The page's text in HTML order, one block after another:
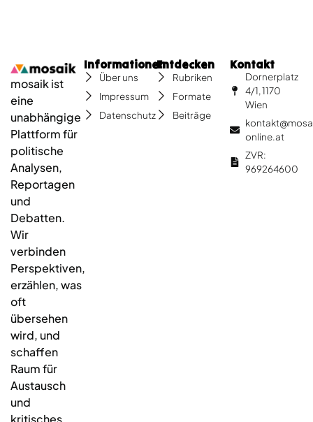
mosaik ist
eine
unabhängige
Plattform für
politische
Analysen,
Reportagen
und
Debatten.
Wir
verbinden
Perspektiven,
erzählen, was
oft
übersehen
wird, und
schaffen
Raum für
Austausch
und
kritisches
Informationen
Über uns
Impressum
Datenschutz
Entdecken
Rubriken
Formate
Beiträge
Kontakt
Dornerplatz
4/1, 1170
Wien
online.at
ZVR:
969264600